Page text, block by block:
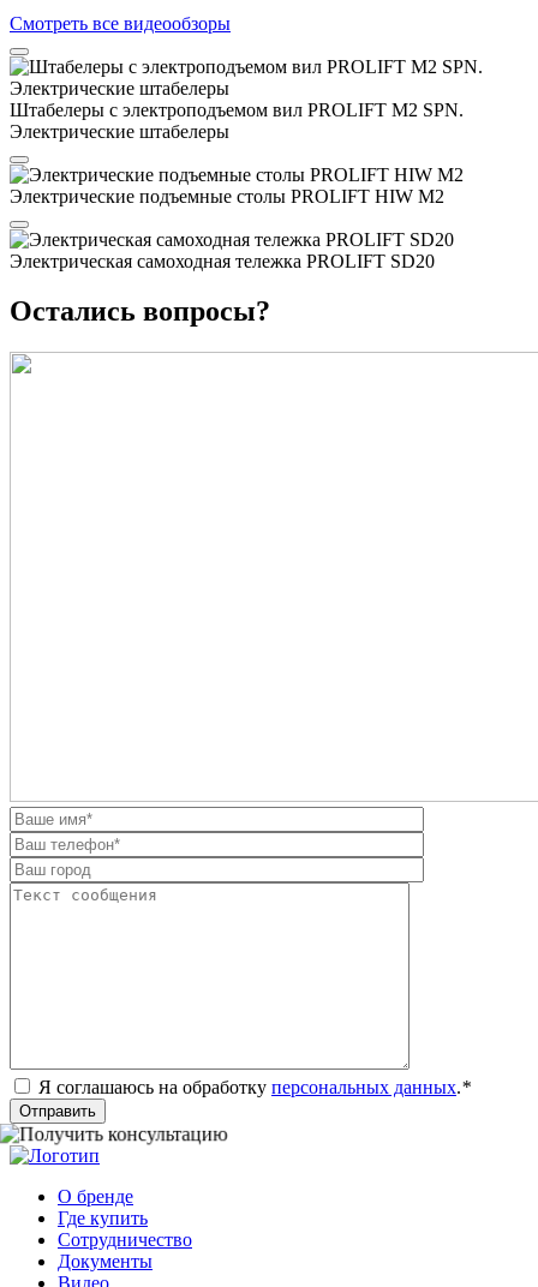
Смотреть все видеообзоры
Штабелеры с электроподъемом вил PROLIFT M2 SPN.
Электрические штабелеры
Электрические подъемные столы PROLIFT HIW M2
Электрическая самоходная тележка PROLIFT SD20
Остались вопросы?
Я соглашаюсь на обработку персональных данных.*
Отправить
О бренде
Где купить
Сотрудничество
Документы